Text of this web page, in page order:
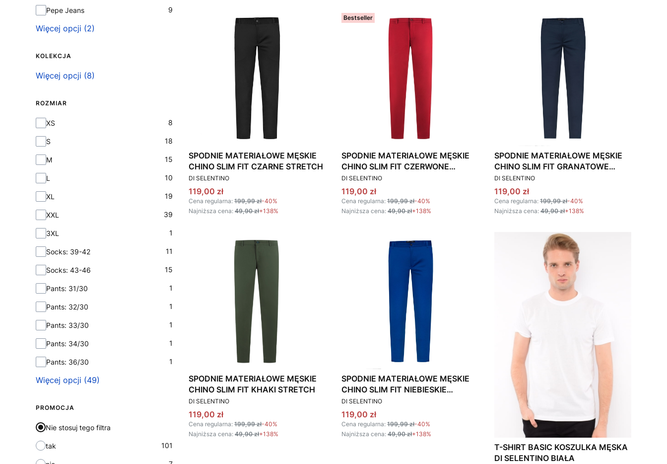
Pepe Jeans 9
Więcej opcji (2)
KOLEKCJA
Kolekcja
Więcej opcji (8)
ROZMIAR
Rozmiar
XS 8
S 18
M 15
L 10
XL 19
XXL 39
3XL 1
Socks: 39-42 11
Socks: 43-46 15
Pants: 31/30 1
Pants: 32/30 1
Pants: 33/30 1
Pants: 34/30 1
Pants: 36/30 1
Więcej opcji (49)
PROMOCJA
Nie stosuj tego filtra
tak 101
SPODNIE MATERIAŁOWE MĘSKIE
CHINO SLIM FIT CZARNE STRETCH
PRODUCENT
DI SELENTINO
Cena promocyjna
119,00 zł
Cena regularna: 199,99 zł-40%
Najniższa cena: 49,90 zł+138%
Bestseller
SPODNIE MATERIAŁOWE MĘSKIE
CHINO SLIM FIT CZERWONE
STRETCH
PRODUCENT
DI SELENTINO
Cena promocyjna
119,00 zł
Cena regularna: 199,99 zł-40%
Najniższa cena: 49,90 zł+138%
SPODNIE MATERIAŁOWE MĘSKIE
CHINO SLIM FIT GRANATOWE
STRETCH
PRODUCENT
DI SELENTINO
Cena promocyjna
119,00 zł
Cena regularna: 199,99 zł-40%
Najniższa cena: 49,90 zł+138%
SPODNIE MATERIAŁOWE MĘSKIE
CHINO SLIM FIT KHAKI STRETCH
PRODUCENT
DI SELENTINO
Cena promocyjna
119,00 zł
Cena regularna: 199,99 zł-40%
Najniższa cena: 49,90 zł+138%
SPODNIE MATERIAŁOWE MĘSKIE
CHINO SLIM FIT NIEBIESKIE
STRETCH
PRODUCENT
DI SELENTINO
Cena promocyjna
119,00 zł
Cena regularna: 199,99 zł-40%
Najniższa cena: 49,90 zł+138%
T-SHIRT BASIC KOSZULKA MĘSKA
DI SELENTINO BIAŁA